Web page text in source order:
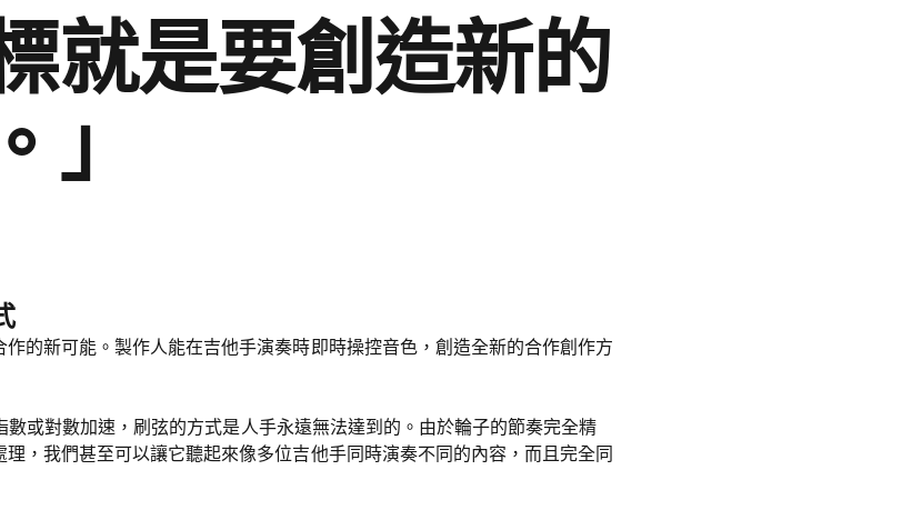
就是要創造新的
」
的新可能。製作人能在吉他手演奏時即時操控音色，創造全新的合作創作方
或對數加速，刷弦的方式是人手永遠無法達到的。由於輪子的節奏完全精
，我們甚至可以讓它聽起來像多位吉他手同時演奏不同的內容，而且完全同